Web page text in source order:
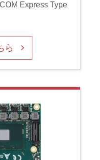
Express Type
ら